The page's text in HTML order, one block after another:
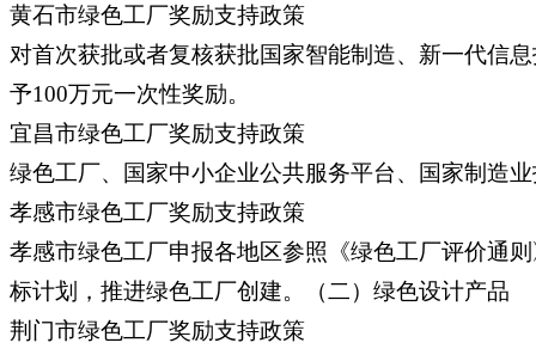
黄石市绿色工厂奖励支持政策
对首次获批或者复核获批国家智能制造、新一代信
予100万元一次性奖励。
宜昌市绿色工厂奖励支持政策
绿色工厂、国家中小企业公共服务平台、国家制造
孝感市绿色工厂奖励支持政策
孝感市绿色工厂申报各地区参照《绿色工厂评价通
标计划，推进绿色工厂创建。（二）绿色设计产品
荆门市绿色工厂奖励支持政策